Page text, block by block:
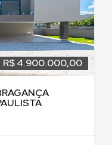
R$ 4.900.000,00